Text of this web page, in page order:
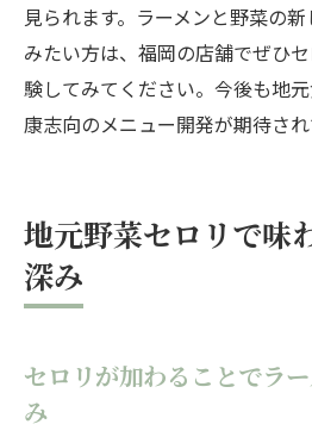
見られます。ラーメンと野菜の
みたい方は、福岡の店舗でぜひ
験してみてください。今後も地
康志向のメニュー開発が期待され
地元野菜セロリで味
深み
セロリが加わることでラ
み